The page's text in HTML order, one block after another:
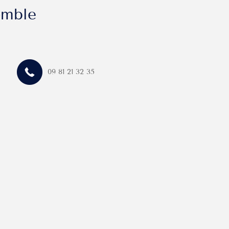
et les propositions de solutions
09 81 21 32 35